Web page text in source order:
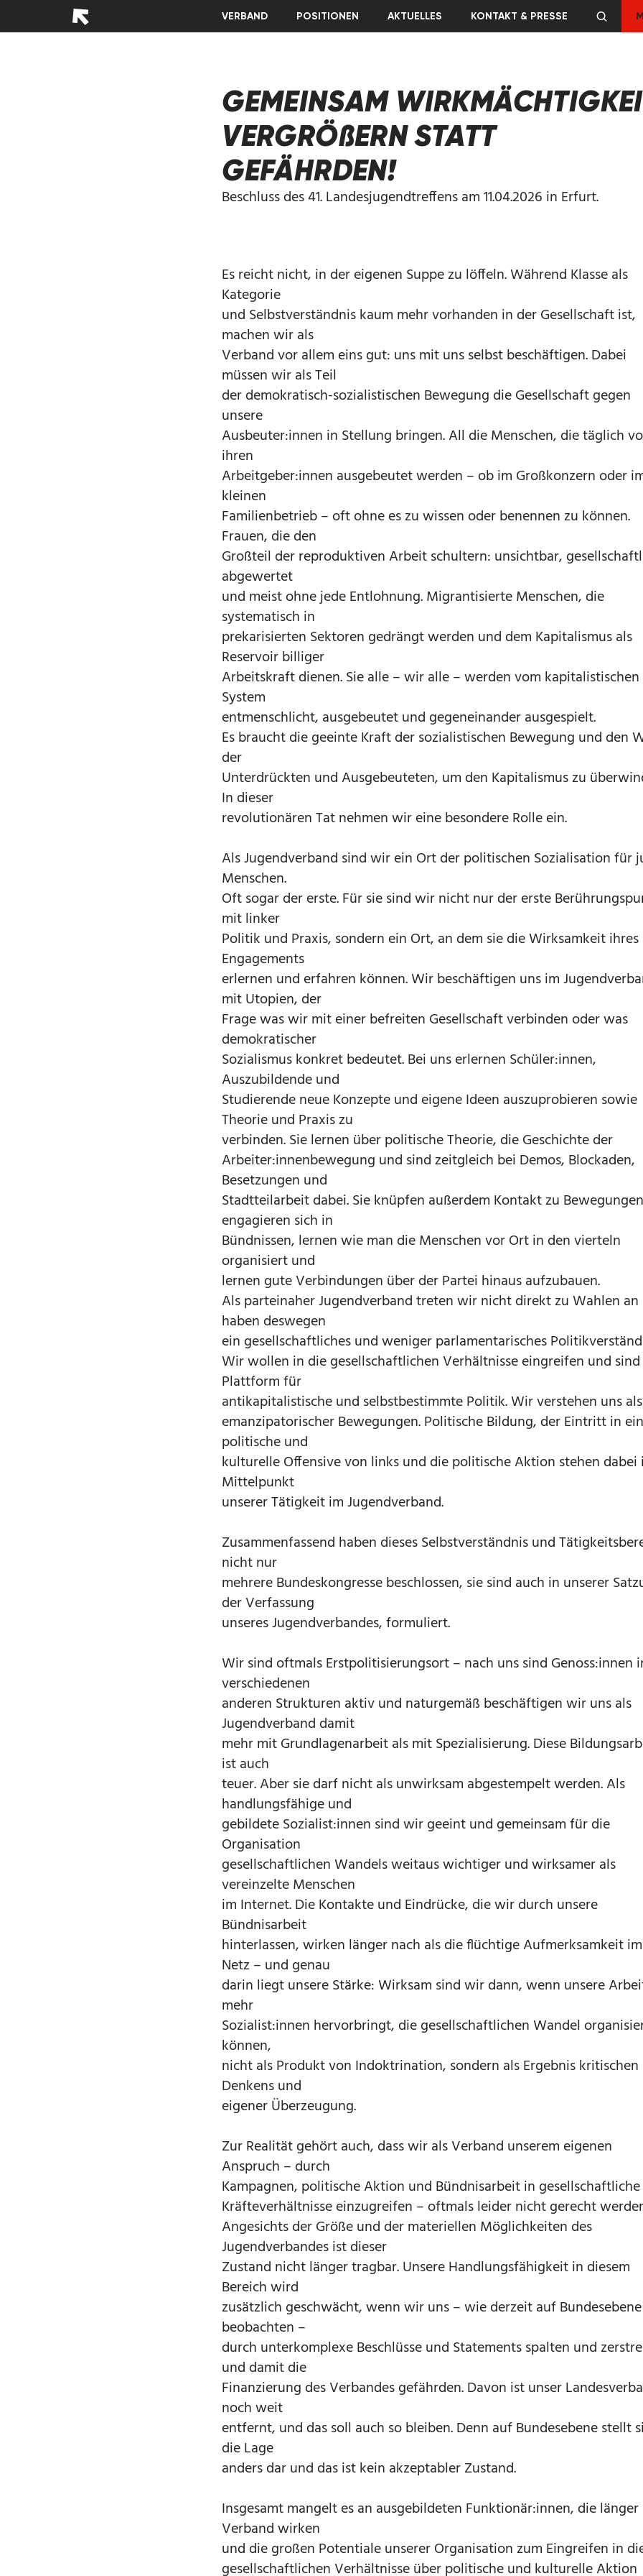
VERBAND POSITIONEN AKTUELLES KONTAKT & PRESSE
GEMEINSAM
VERGRÖßERN STATT
GEFÄHRDEN!
Beschluss des 41. Landesjugendtreffens am 11.04.2026 in Erfurt.
Es reicht nicht, in der eigenen Suppe zu löffeln. Während Klasse als
Kategorie
und Selbstverständnis kaum mehr vorhanden in der Gesellschaft ist,
machen wir als
Verband vor allem eins gut: uns mit uns selbst beschäftigen. Dabei
müssen wir als Teil
der demokratisch-sozialistischen Bewegung die Gesellschaft gegen
unsere
Ausbeuter:innen in Stellung bringen. All die Menschen, die täglich
ihren
Arbeitgeber:innen ausgebeutet werden – ob im Großkonzern oder
kleinen
Familienbetrieb – oft ohne es zu wissen oder benennen zu können.
Frauen, die den
Großteil der reproduktiven Arbeit schultern: unsichtbar,
abgewertet
und meist ohne jede Entlohnung. Migrantisierte Menschen, die
systematisch in
prekarisierten Sektoren gedrängt werden und dem Kapitalismus als
Reservoir billiger
Arbeitskraft dienen. Sie alle – wir alle – werden vom kapitalistischen
System
entmenschlicht, ausgebeutet und gegeneinander ausgespielt.
Es braucht die geeinte Kraft der sozialistischen Bewegung und den
der
Unterdrückten und Ausgebeuteten, um den Kapitalismus zu
In dieser
revolutionären Tat nehmen wir eine besondere Rolle ein.
Als Jugendverband sind wir ein Ort der politischen Sozialisation für
Menschen.
Oft sogar der erste. Für sie sind wir nicht nur der erste
mit linker
Politik und Praxis, sondern ein Ort, an dem sie die Wirksamkeit ihres
Engagements
erlernen und erfahren können. Wir beschäftigen uns im
mit Utopien, der
Frage was wir mit einer befreiten Gesellschaft verbinden oder was
demokratischer
Sozialismus konkret bedeutet. Bei uns erlernen Schüler:innen,
Auszubildende und
Studierende neue Konzepte und eigene Ideen auszuprobieren sowie
Theorie und Praxis zu
verbinden. Sie lernen über politische Theorie, die Geschichte der
Arbeiter:innenbewegung und sind zeitgleich bei Demos, Blockaden,
Besetzungen und
Stadtteilarbeit dabei. Sie knüpfen außerdem Kontakt zu
engagieren sich in
Bündnissen, lernen wie man die Menschen vor Ort in den vierteln
organisiert und
lernen gute Verbindungen über der Partei hinaus aufzubauen.
Als parteinaher Jugendverband treten wir nicht direkt zu Wahlen an
haben deswegen
ein gesellschaftliches und weniger parlamentarisches
Wir wollen in die gesellschaftlichen Verhältnisse eingreifen und sind
Plattform für
antikapitalistische und selbstbestimmte Politik. Wir verstehen uns
emanzipatorischer Bewegungen. Politische Bildung, der Eintritt in
politische und
kulturelle Offensive von links und die politische Aktion stehen dabei
Mittelpunkt
unserer Tätigkeit im Jugendverband.
Zusammenfassend haben dieses Selbstverständnis und
nicht nur
mehrere Bundeskongresse beschlossen, sie sind auch in unserer
der Verfassung
unseres Jugendverbandes, formuliert.
Wir sind oftmals Erstpolitisierungsort – nach uns sind Genoss:innen
verschiedenen
anderen Strukturen aktiv und naturgemäß beschäftigen wir uns als
Jugendverband damit
mehr mit Grundlagenarbeit als mit Spezialisierung. Diese
ist auch
teuer. Aber sie darf nicht als unwirksam abgestempelt werden. Als
handlungsfähige und
gebildete Sozialist:innen sind wir geeint und gemeinsam für die
Organisation
gesellschaftlichen Wandels weitaus wichtiger und wirksamer als
vereinzelte Menschen
im Internet. Die Kontakte und Eindrücke, die wir durch unsere
Bündnisarbeit
hinterlassen, wirken länger nach als die flüchtige Aufmerksamkeit im
Netz – und genau
darin liegt unsere Stärke: Wirksam sind wir dann, wenn unsere
mehr
Sozialist:innen hervorbringt, die gesellschaftlichen Wandel
können,
nicht als Produkt von Indoktrination, sondern als Ergebnis kritischen
Denkens und
eigener Überzeugung.
Zur Realität gehört auch, dass wir als Verband unserem eigenen
Anspruch – durch
Kampagnen, politische Aktion und Bündnisarbeit in gesellschaftliche
Kräfteverhältnisse einzugreifen – oftmals leider nicht gerecht
Angesichts der Größe und der materiellen Möglichkeiten des
Jugendverbandes ist dieser
Zustand nicht länger tragbar. Unsere Handlungsfähigkeit in diesem
Bereich wird
zusätzlich geschwächt, wenn wir uns – wie derzeit auf
beobachten –
durch unterkomplexe Beschlüsse und Statements spalten und
und damit die
Finanzierung des Verbandes gefährden. Davon ist unser
noch weit
entfernt, und das soll auch so bleiben. Denn auf Bundesebene stellt
die Lage
anders dar und das ist kein akzeptabler Zustand.
Insgesamt mangelt es an ausgebildeten Funktionär:innen, die länger
Verband wirken
und die großen Potentiale unserer Organisation zum Eingreifen in
gesellschaftlichen Verhältnisse über politische und kulturelle Aktion